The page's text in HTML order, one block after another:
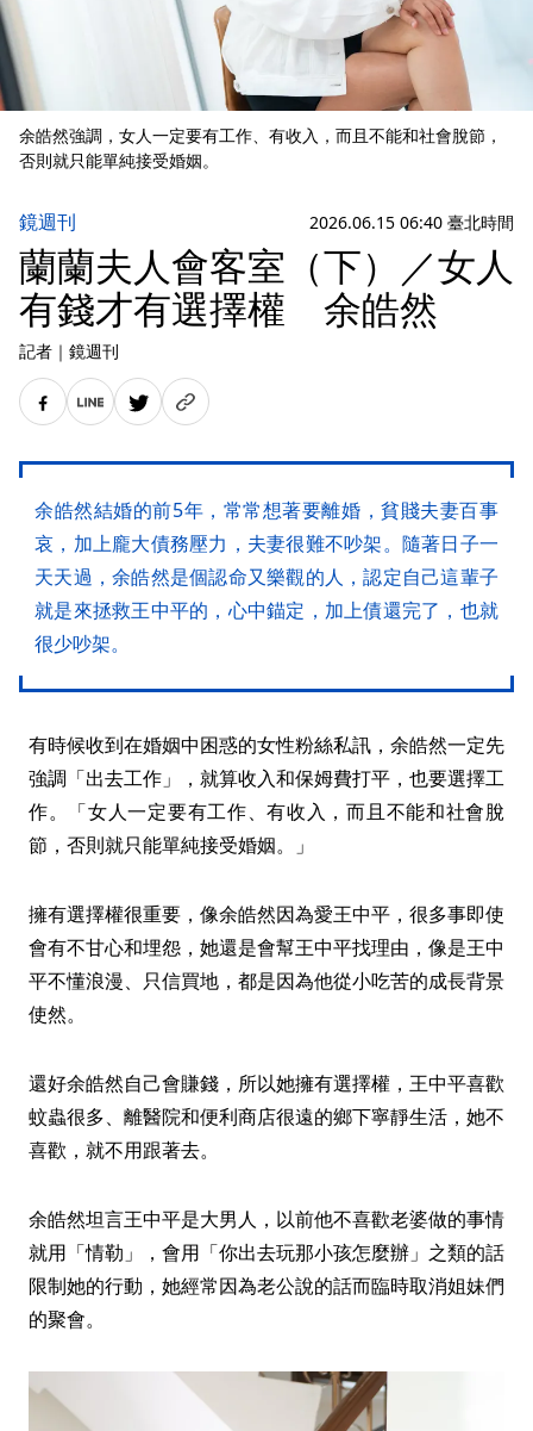
余皓然強調，女人一定要有工作、有收入，而且不能和社會脫節，
否則就只能單純接受婚姻。
鏡週刊 2026.06.15 06:40 臺北時間
蘭蘭夫人會客室（下）／女人
有錢才有選擇權 余皓然
記者 ｜ 鏡週刊
余皓然結婚的前5年，常常想著要離婚，貧賤夫妻百事
哀，加上龐大債務壓力，夫妻很難不吵架。隨著日子一
天天過，余皓然是個認命又樂觀的人，認定自己這輩子
就是來拯救王中平的，心中錨定，加上債還完了，也就
很少吵架。
有時候收到在婚姻中困惑的女性粉絲私訊，余皓然一定先
強調「出去工作」，就算收入和保姆費打平，也要選擇工
作。「女人一定要有工作、有收入，而且不能和社會脫
節，否則就只能單純接受婚姻。」
擁有選擇權很重要，像余皓然因為愛王中平，很多事即使
會有不甘心和埋怨，她還是會幫王中平找理由，像是王中
平不懂浪漫、只信買地，都是因為他從小吃苦的成長背景
使然。
還好余皓然自己會賺錢，所以她擁有選擇權，王中平喜歡
蚊蟲很多、離醫院和便利商店很遠的鄉下寧靜生活，她不
喜歡，就不用跟著去。
余皓然坦言王中平是大男人，以前他不喜歡老婆做的事情
就用「情勒」，會用「你出去玩那小孩怎麼辦」之類的話
限制她的行動，她經常因為老公說的話而臨時取消姐妹們
的聚會。